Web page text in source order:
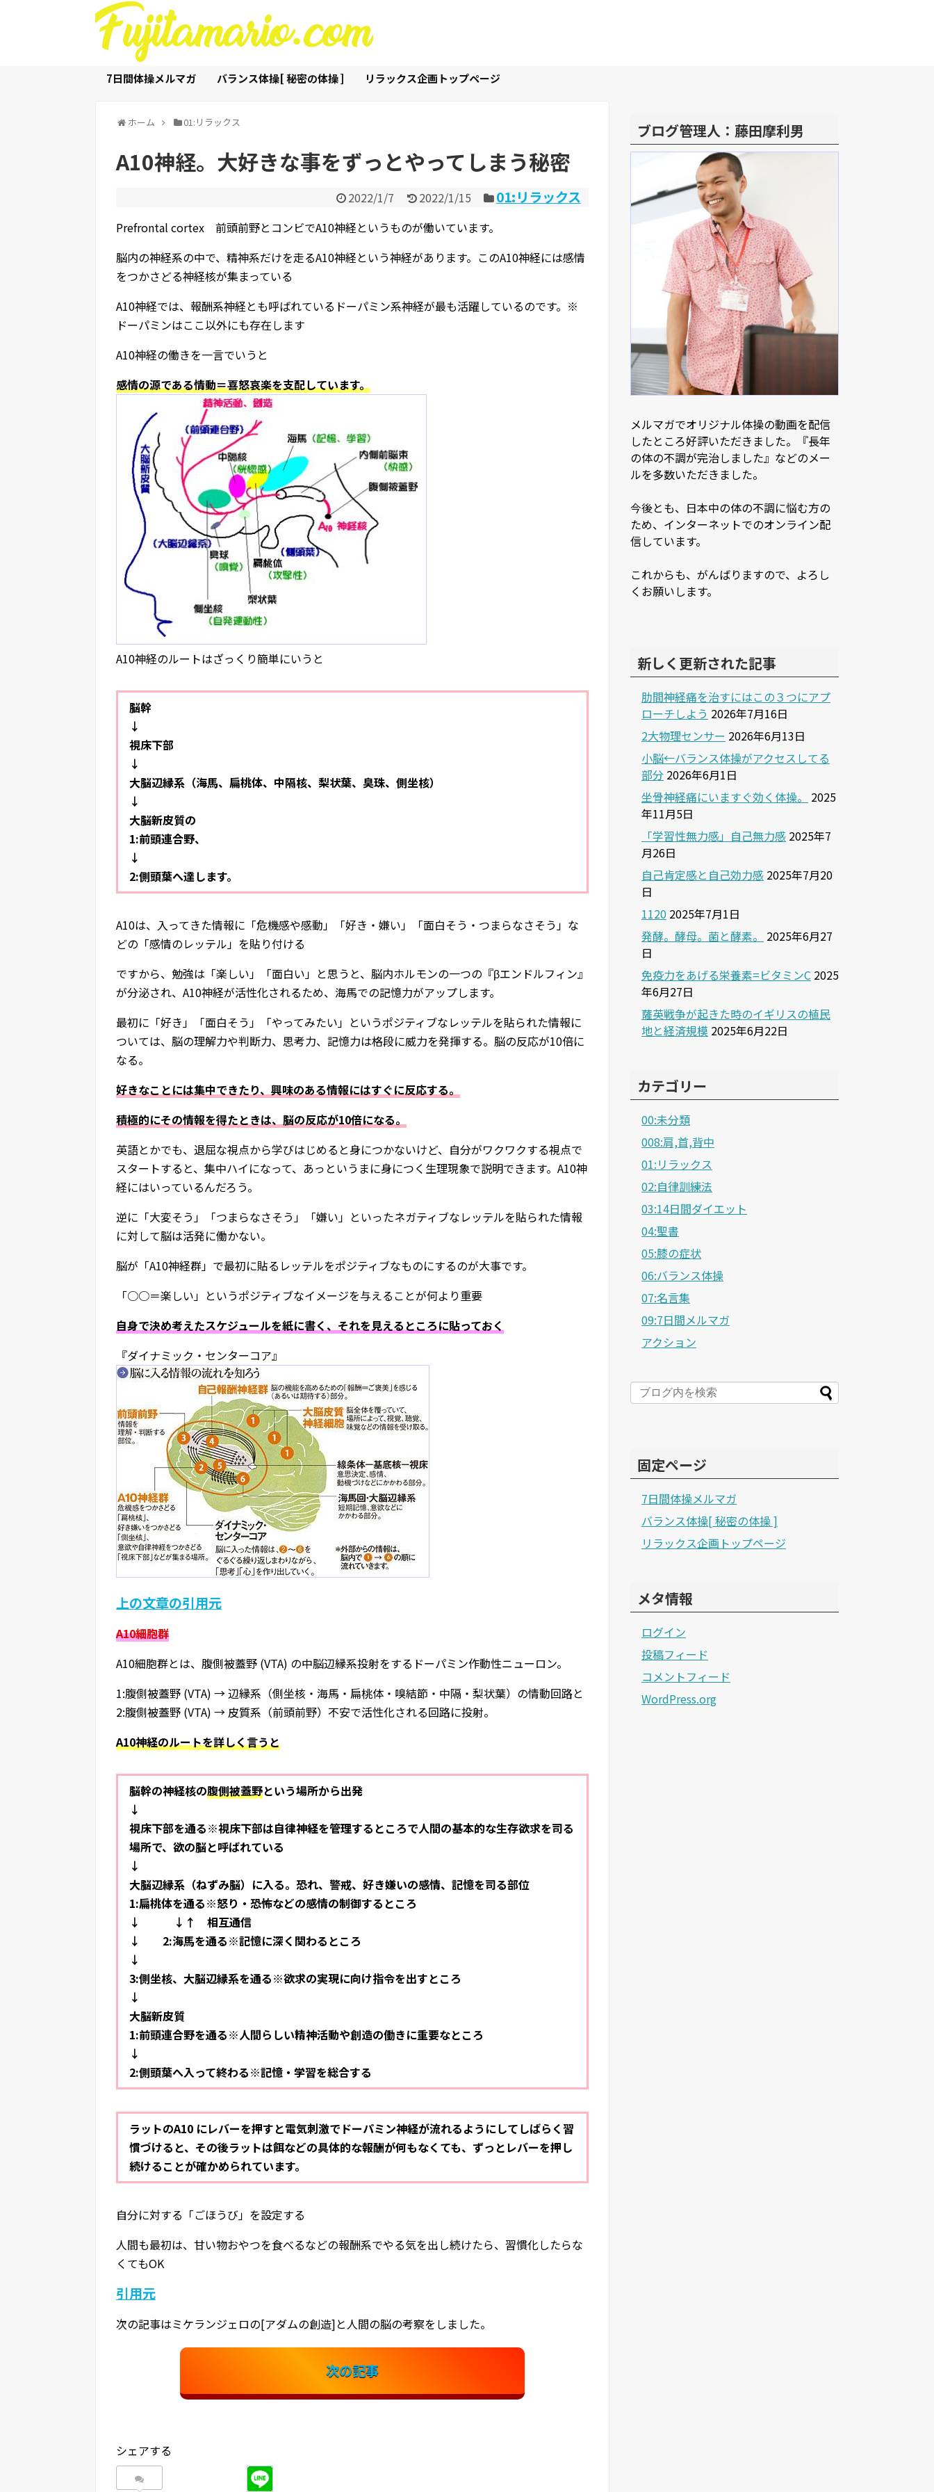
7日間体操メルマガ バランス体操[ 秘密の体操 ] リラックス企画トップページ
ホーム 01:リラックス
A10神経。大好きな事をずっとやってしまう秘密
2022/1/7 2022/1/15 01:リラックス
Prefrontal cortex 前頭前野とコンビでA10神経というものが働いています。
脳内の神経系の中で、精神系だけを走るA10神経という神経があります。このA10神経には感情
をつかさどる神経核が集まっている
A10神経では、報酬系神経とも呼ばれているドーパミン系神経が最も活躍しているのです。※
ドーパミンはここ以外にも存在します
A10神経の働きを一言でいうと
感情の源である情動＝喜怒哀楽を支配しています。
A10神経のルートはざっくり簡単にいうと
脳幹
↓
視床下部
↓
大脳辺縁系（海馬、扁桃体、中隔核、梨状葉、臭珠、側坐核）
↓
大脳新皮質の
1:前頭連合野、
↓
2:側頭葉へ達します。
A10は、入ってきた情報に「危機感や感動」「好き・嫌い」「面白そう・つまらなさそう」な
どの「感情のレッテル」を貼り付ける
ですから、勉強は「楽しい」「面白い」と思うと、脳内ホルモンの一つの『βエンドルフィン』
が分泌され、A10神経が活性化されるため、海馬での記憶力がアップします。
最初に「好き」「面白そう」「やってみたい」というポジティブなレッテルを貼られた情報に
ついては、脳の理解力や判断力、思考力、記憶力は格段に威力を発揮する。脳の反応が10倍に
なる。
好きなことには集中できたり、興味のある情報にはすぐに反応する。
積極的にその情報を得たときは、脳の反応が10倍になる。
英語とかでも、退屈な視点から学びはじめると身につかないけど、自分がワクワクする視点で
スタートすると、集中ハイになって、あっというまに身につく生理現象で説明できます。A10神
経にはいっているんだろう。
逆に「大変そう」「つまらなさそう」「嫌い」といったネガティブなレッテルを貼られた情報
に対して脳は活発に働かない。
脳が「A10神経群」で最初に貼るレッテルをポジティブなものにするのが大事です。
「○○＝楽しい」というポジティブなイメージを与えることが何より重要
自身で決め考えたスケジュールを紙に書く、それを見えるところに貼っておく
『ダイナミック・センターコア』
上の文章の引用元
A10細胞群
A10細胞群とは、腹側被蓋野 (VTA) の中脳辺縁系投射をするドーパミン作動性ニューロン。
1:腹側被蓋野 (VTA) → 辺縁系（側坐核・海馬・扁桃体・嗅結節・中隔・梨状葉）の情動回路と
2:腹側被蓋野 (VTA) → 皮質系（前頭前野）不安で活性化される回路に投射。
A10神経のルートを詳しく言うと
脳幹の神経核の腹側被蓋野という場所から出発
↓
視床下部を通る※視床下部は自律神経を管理するところで人間の基本的な生存欲求を司る
場所で、欲の脳と呼ばれている
↓
大脳辺縁系（ねずみ脳）に入る。恐れ、警戒、好き嫌いの感情、記憶を司る部位
1:扁桃体を通る※怒り・恐怖などの感情の制御するところ
↓ ↓↑ 相互通信
↓ 2:海馬を通る※記憶に深く関わるところ
↓
3:側坐核、大脳辺縁系を通る※欲求の実現に向け指令を出すところ
↓
大脳新皮質
1:前頭連合野を通る※人間らしい精神活動や創造の働きに重要なところ
↓
2:側頭葉へ入って終わる※記憶・学習を総合する
ラットのA10 にレバーを押すと電気刺激でドーパミン神経が流れるようにしてしばらく習
慣づけると、その後ラットは餌などの具体的な報酬が何もなくても、ずっとレバーを押し
続けることが確かめられています。
自分に対する「ごほうび」を設定する
人間も最初は、甘い物おやつを食べるなどの報酬系でやる気を出し続けたら、習慣化したらな
くてもOK
引用元
次の記事はミケランジェロの[アダムの創造]と人間の脳の考察をしました。
次の記事
シェアする
ブログ管理人：藤田摩利男
メルマガでオリジナル体操の動画を配信
したところ好評いただきました。『長年
の体の不調が完治しました』などのメー
ルを多数いただきました。
今後とも、日本中の体の不調に悩む方の
ため、インターネットでのオンライン配
信しています。
これからも、がんばりますので、よろし
くお願いします。
新しく更新された記事
肋間神経痛を治すにはこの３つにアプ
ローチしよう 2026年7月16日
2大物理センサー 2026年6月13日
小脳←バランス体操がアクセスしてる
部分 2026年6月1日
坐骨神経痛にいますぐ効く体操。
2025
年11月5日
「学習性無力感」自己無力感 2025年7
月26日
自己肯定感と自己効力感 2025年7月20
日
1120 2025年7月1日
発酵。酵母。菌と酵素。
2025年6月27
日
免疫力をあげる栄養素=ビタミンC 2025
年6月27日
薩英戦争が起きた時のイギリスの植民
地と経済規模 2025年6月22日
カテゴリー
00:未分類
008:肩,首,背中
01:リラックス
02:自律訓練法
03:14日間ダイエット
04:聖書
05:膝の症状
06:バランス体操
07:名言集
09:7日間メルマガ
アクション
固定ページ
7日間体操メルマガ
バランス体操[ 秘密の体操 ]
リラックス企画トップページ
メタ情報
ログイン
投稿フィード
コメントフィード
WordPress.org